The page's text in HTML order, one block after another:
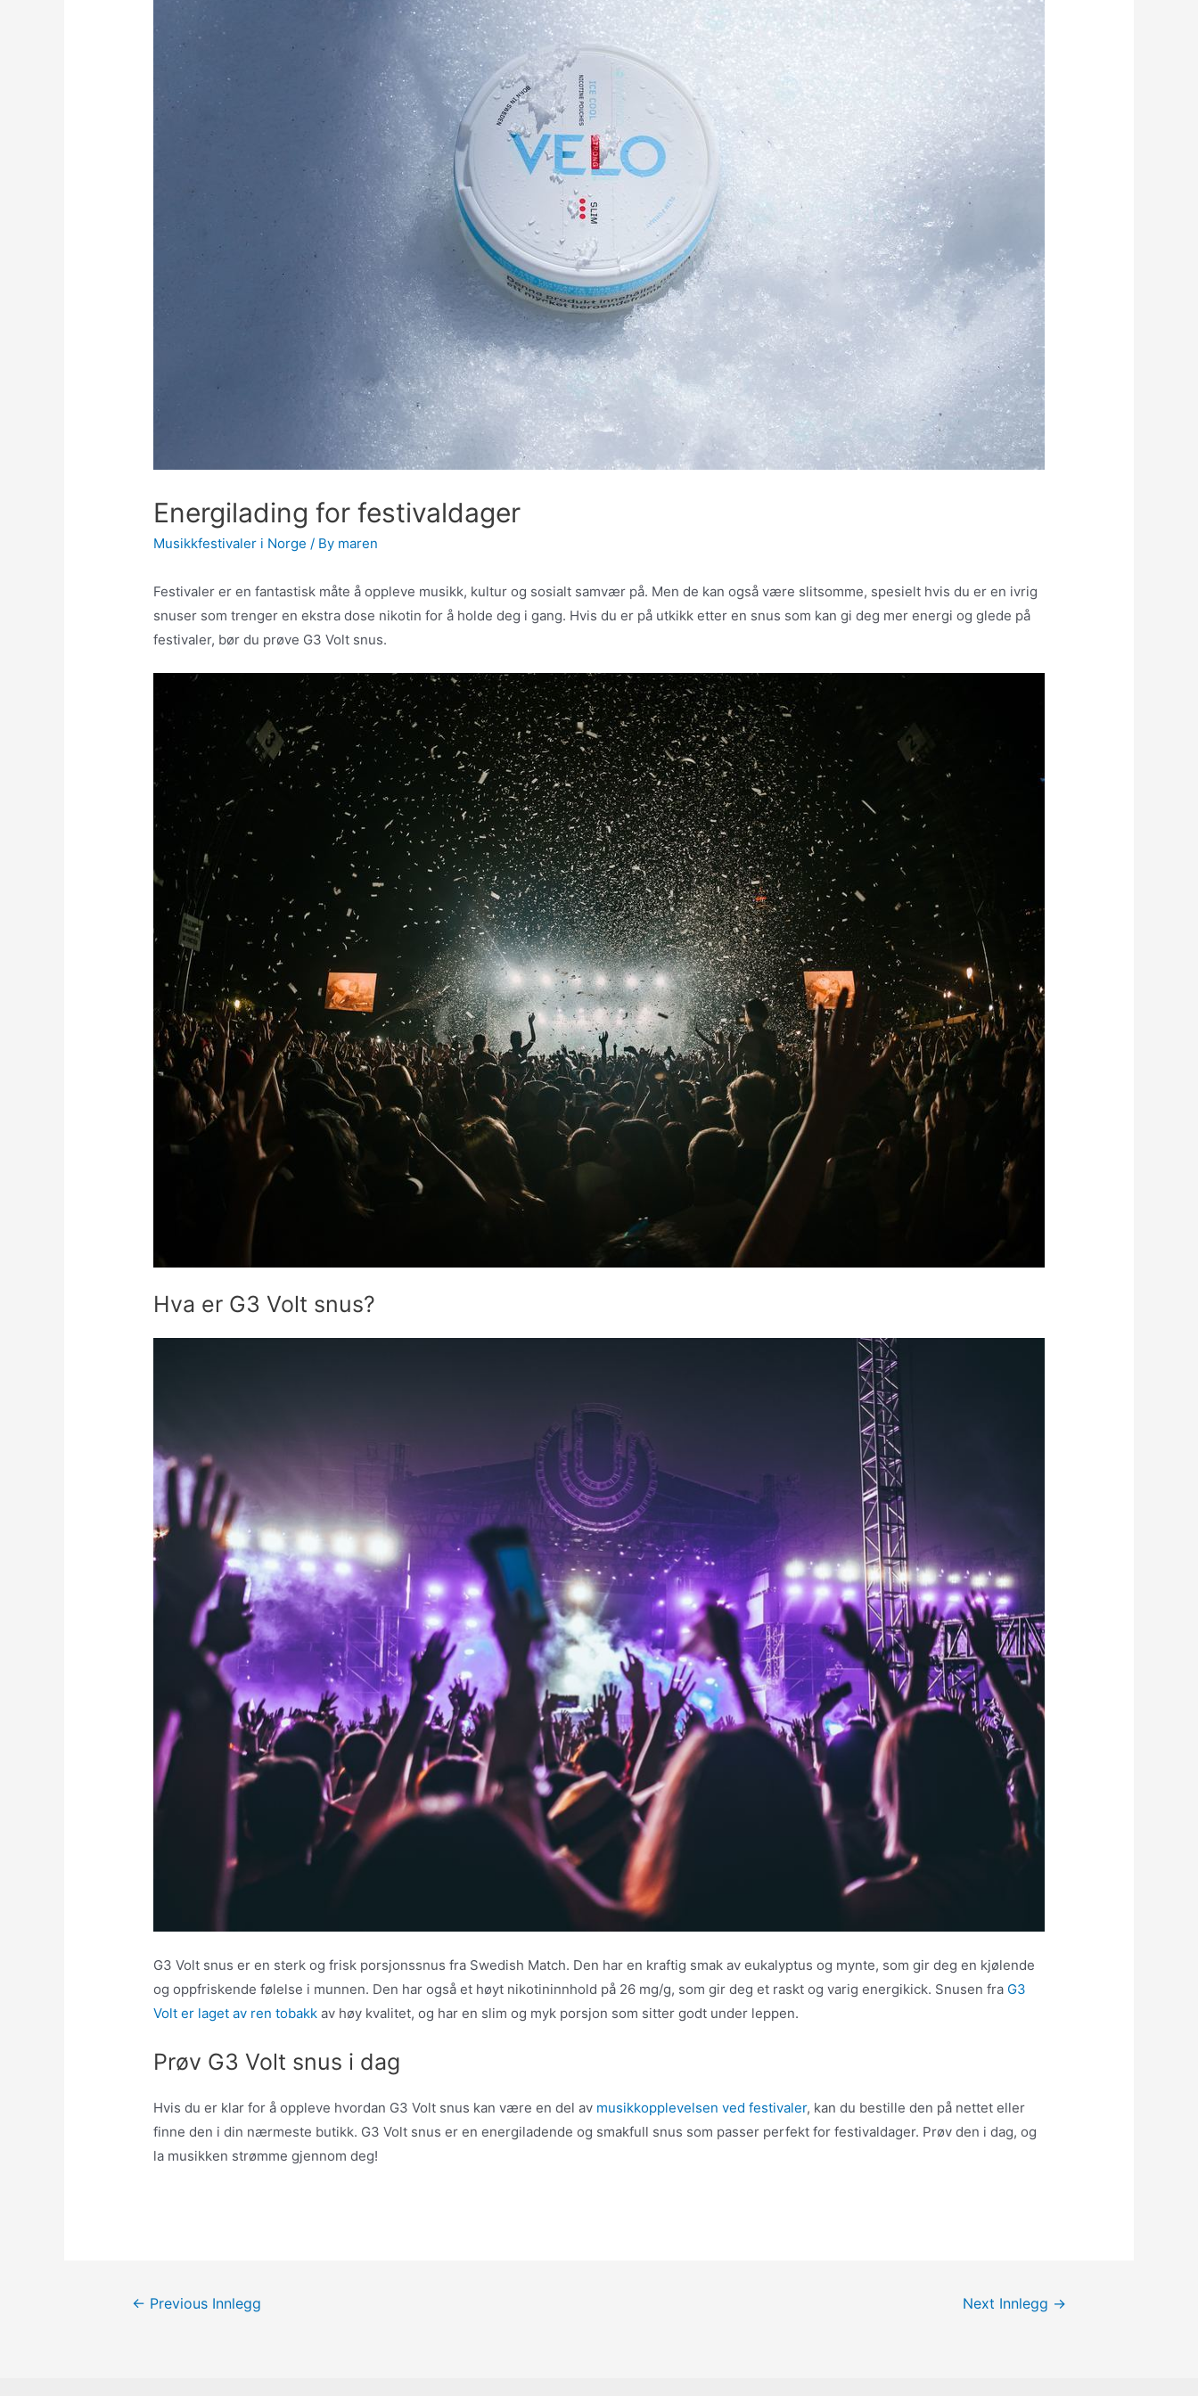
Energilading for festivaldager
Musikkfestivaler i Norge / By maren
Festivaler er en fantastisk måte å oppleve musikk, kultur og sosialt samvær på. Men de kan også være slitsomme, spesielt hvis du er en ivrig
snuser som trenger en ekstra dose nikotin for å holde deg i gang. Hvis du er på utkikk etter en snus som kan gi deg mer energi og glede på
festivaler, bør du prøve G3 Volt snus.
Hva er G3 Volt snus?
G3 Volt snus er en sterk og frisk porsjonssnus fra Swedish Match. Den har en kraftig smak av eukalyptus og mynte, som gir deg en kjølende
og oppfriskende følelse i munnen. Den har også et høyt nikotininnhold på 26 mg/g, som gir deg et raskt og varig energikick. Snusen fra G3
Volt er laget av ren tobakk av høy kvalitet, og har en slim og myk porsjon som sitter godt under leppen.
Prøv G3 Volt snus i dag
Hvis du er klar for å oppleve hvordan G3 Volt snus kan være en del av musikkopplevelsen ved festivaler, kan du bestille den på nettet eller
finne den i din nærmeste butikk. G3 Volt snus er en energiladende og smakfull snus som passer perfekt for festivaldager. Prøv den i dag, og
la musikken strømme gjennom deg!
Innleggsnavigering
← Previous Innlegg Next Innlegg →